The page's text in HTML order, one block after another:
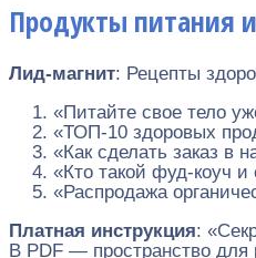
Продукты питания
Лид-магнит: Рецепты
«Питайте свое тело
«ТОП-10 здоровых
«Как сделать заказ в
«Кто такой фуд-коуч и
«Распродажа
Платная инструкция:
В PDF — пространство для